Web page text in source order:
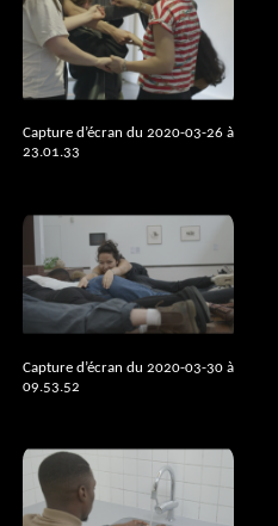
Capture d’écran du 2020-03-26 à
23.01.33
Capture d’écran du 2020-03-30 à
09.53.52